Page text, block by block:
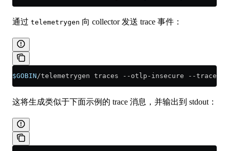
通过 telemetrygen 向 collector 发送 trace 事件：
$GOBIN /telemetrygen traces --otlp-insecure --traces
这将生成类似于下面示例的 trace 消息，并输出到 stdout：